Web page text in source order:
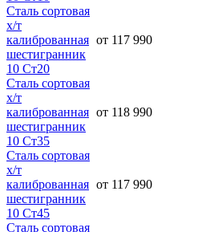
Сталь сортовая
х/т
калиброванная
шестигранник
10 Ст20
от 117 990
Сталь сортовая
х/т
калиброванная
шестигранник
10 Ст35
от 118 990
Сталь сортовая
х/т
калиброванная
шестигранник
10 Ст45
от 117 990
Сталь сортовая